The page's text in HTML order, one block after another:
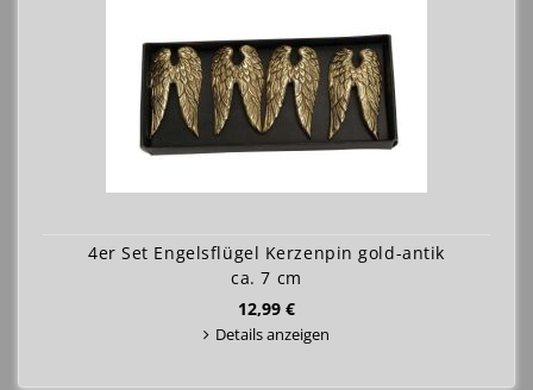
4er Set Engelsflügel Kerzenpin gold-antik
ca. 7 cm
12,99 €
Details anzeigen